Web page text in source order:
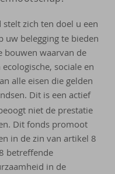
zich ten doel u een
uw belegging te bieden
bouwen waarvan de
sociale en
alle eisen die gelden
Dit is een actief
niet de prestatie
Dit fonds promoot
in de zin van artikel 8
betreffende
in de